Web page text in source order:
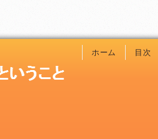
ホーム 目次